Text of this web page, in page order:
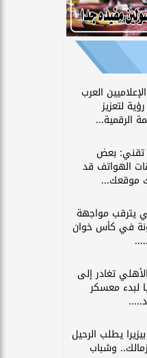
العرب
لتعزيز
الرقمية...
تقني: بعض
الهواتف قد
موقعك...
يترقب مواجهة
في كأس خوان
تغادر إلى
لبدء معسكر
يطلب الرحيل
وشباب